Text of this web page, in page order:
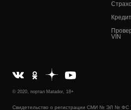
VIN
© 2020, портал Matador, 18+
Свидетельство о регистрации СМИ № ЭЛ № ФС